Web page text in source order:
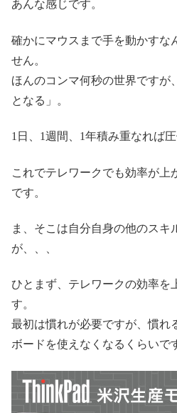
あんな感じです。
確かにマウスまで手を動かすな
せん。
ほんのコンマ何秒の世界ですが
となる」。
1日、1週間、1年積み重なれば
これでテレワークでも効率が上
です。
ま、そこは自分自身の他のスキ
が、、、
ひとまず、テレワークの効率を
す。
最初は慣れが必要ですが、慣れ
ボードを使えなくなるくらいで